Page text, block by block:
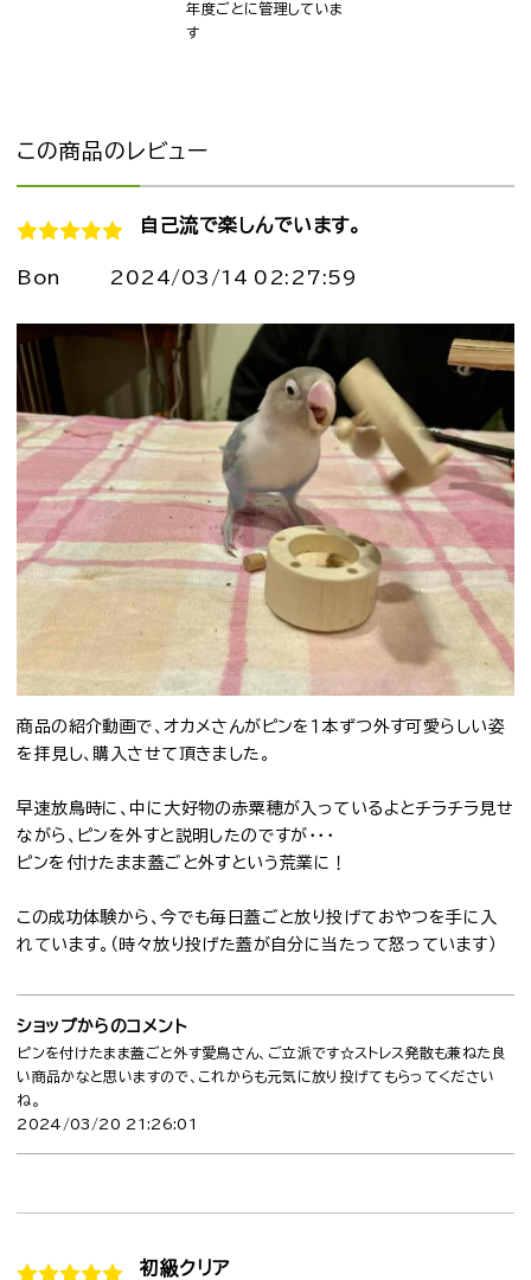
年度ごとに管理していま
す
この商品のレビュー
自己流で楽しんでいます。
Bon 2024/03/14 02:27:59
商品の紹介動画で、オカメさんがピンを１本ずつ外す可愛らしい姿
を拝見し、購入させて頂きました。
早速放鳥時に、中に大好物の赤粟穂が入っているよとチラチラ見せ
ながら、ピンを外すと説明したのですが・・・
ピンを付けたまま蓋ごと外すという荒業に！
この成功体験から、今でも毎日蓋ごと放り投げておやつを手に入
れています。（時々放り投げた蓋が自分に当たって怒っています）
ショップからのコメント
ピンを付けたまま蓋ごと外す愛鳥さん、ご立派です☆ストレス発散も兼ねた良
い商品かなと思いますので、これからも元気に放り投げてもらってください
ね。
2024/03/20 21:26:01
初級クリア